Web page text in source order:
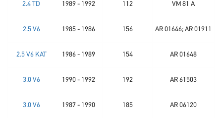
2.4 TD 1989 - 1992 112 VM 81 A
2.5 V6 1985 - 1986 156 AR 01646; AR 01911
2.5 V6 KAT 1986 - 1989 154 AR 01648
3.0 V6 1990 - 1992 192 AR 61503
3.0 V6 1987 - 1990 185 AR 06120